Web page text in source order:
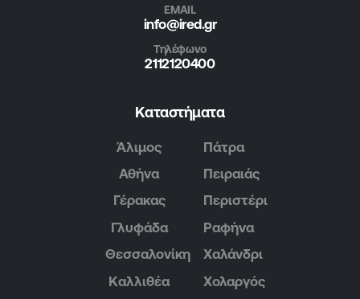
EMAIL
info@ired.gr
Τηλέφωνο
2112120400
Καταστήματα
Άλιμος
Αθήνα
Γέρακας
Γλυφάδα
Θεσσαλονίκη
Καλλιθέα
Πάτρα
Πειραιάς
Περιστέρι
Ραφήνα
Χαλάνδρι
Χολαργός